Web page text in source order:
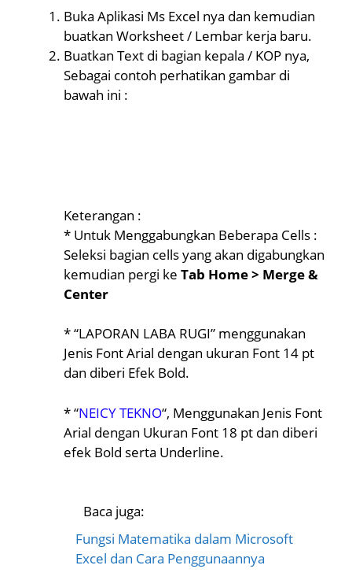
Buka Aplikasi Ms Excel nya dan kemudian
buatkan Worksheet / Lembar kerja baru.
Buatkan Text di bagian kepala / KOP nya,
Sebagai contoh perhatikan gambar di
bawah ini :
Keterangan :
* Untuk Menggabungkan Beberapa Cells :
Seleksi bagian cells yang akan digabungkan
kemudian pergi ke Tab Home > Merge &
Center
* “LAPORAN LABA RUGI” menggunakan
Jenis Font Arial dengan ukuran Font 14 pt
dan diberi Efek Bold.
* “NEICY TEKNO“, Menggunakan Jenis Font
Arial dengan Ukuran Font 18 pt dan diberi
efek Bold serta Underline.
Baca juga:
Fungsi Matematika dalam Microsoft
Excel dan Cara Penggunaannya